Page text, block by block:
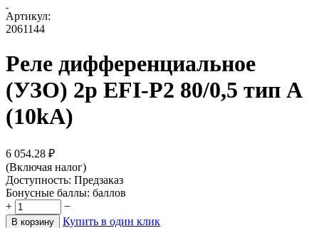
Артикул:
2061144
Реле дифференциальное
(УЗО) 2р EFI-P2 80/0,5 тип A
(10kA)
6 054.28 ₽
(Включая налог)
Доступность: Предзаказ
Бонусные баллы: баллов
+
−
В корзину
Купить в один клик